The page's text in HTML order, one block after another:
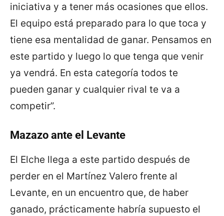
iniciativa y a tener más ocasiones que ellos.
El equipo está preparado para lo que toca y
tiene esa mentalidad de ganar. Pensamos en
este partido y luego lo que tenga que venir
ya vendrá. En esta categoría todos te
pueden ganar y cualquier rival te va a
competir”.
Mazazo ante el Levante
El Elche llega a este partido después de
perder en el Martínez Valero frente al
Levante, en un encuentro que, de haber
ganado, prácticamente habría supuesto el